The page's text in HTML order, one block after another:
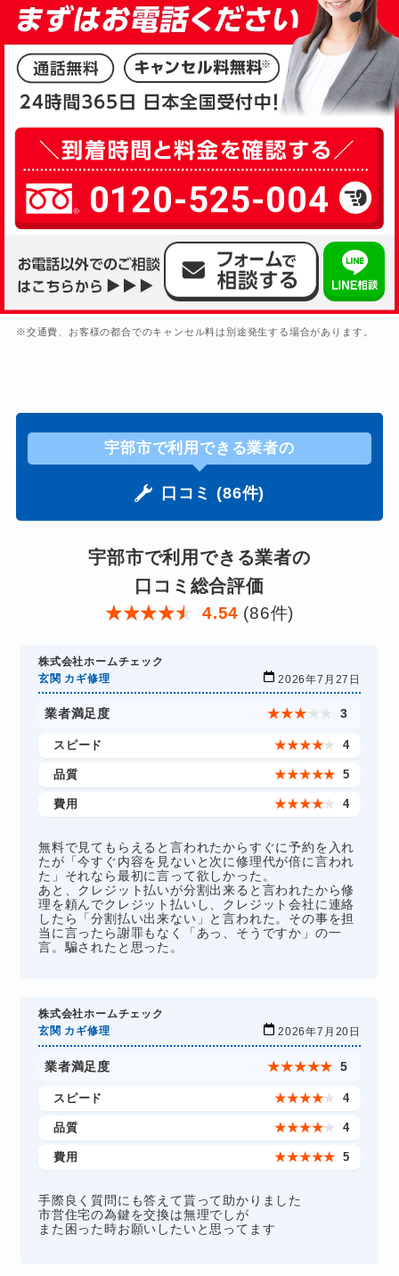
0120-525-004
※交通費、お客様の都合でのキャンセル料は別途発生する場合があります。
宇部市で利用できる業者の
口コミ (86件)
宇部市で利用できる業者の
口コミ総合評価
★★★★★ 4.54 (86件)
株式会社ホームチェック
玄関 カギ修理
2026年7月27日
業者満足度 ★★★ ★ ★ 3
スピード ★★★★★ 4
品質 ★★★★★ 5
費用 ★★★★★ 4
無料で見てもらえると言われたからすぐに予約を入れ
たが「今すぐ内容を見ないと次に修理代が倍に言われ
た」それなら最初に言って欲しかった。
あと、クレジット払いが分割出来ると言われたから修
理を頼んでクレジット払いし、クレジット会社に連絡
したら「分割払い出来ない」と言われた。その事を担
当に言ったら謝罪もなく「あっ、そうですか」の一
言。騙されたと思った。
株式会社ホームチェック
玄関 カギ修理
2026年7月20日
業者満足度 ★★★★★ 5
スピード ★★★★★ 4
品質 ★★★★★ 4
費用 ★★★★★ 5
手際良く質問にも答えて貰って助かりました
市営住宅の為鍵を交換は無理でしが
また困った時お願いしたいと思ってます